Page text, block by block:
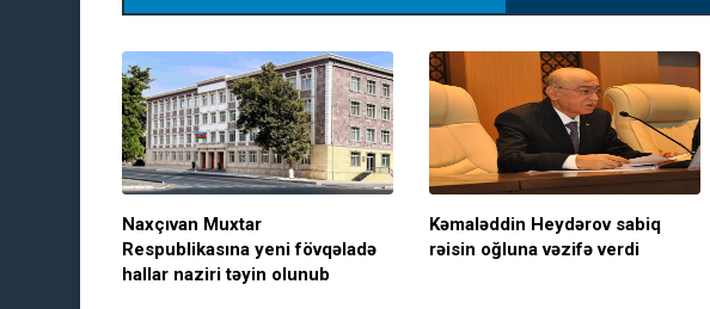
Naxçıvan Muxtar
Respublikasına yeni fövqəladə
hallar naziri təyin olunub
Kəmaləddin Heydərov sabiq
rəisin oğluna vəzifə verdi